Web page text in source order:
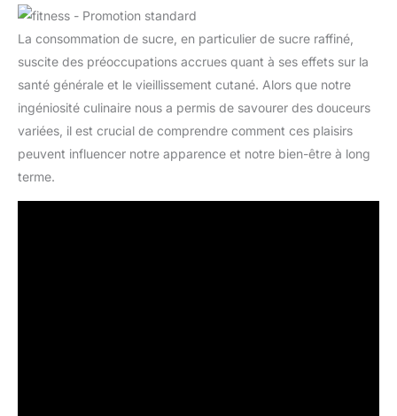
La consommation de sucre, en particulier de sucre raffiné,
suscite des préoccupations accrues quant à ses effets sur la
santé générale et le vieillissement cutané. Alors que notre
ingéniosité culinaire nous a permis de savourer des douceurs
variées, il est crucial de comprendre comment ces plaisirs
peuvent influencer notre apparence et notre bien-être à long
terme.